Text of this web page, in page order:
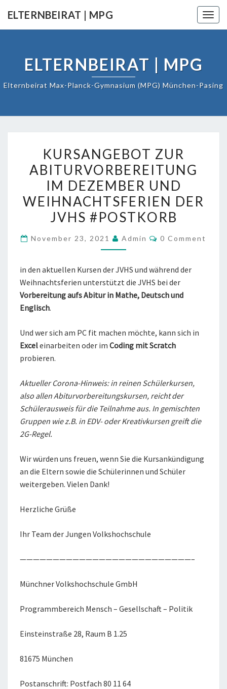
content
ELTERNBEIRAT | MPG
ELTERNBEIRAT | MPG
Elternbeirat Max-Planck-Gymnasium (MPG) München-Pasing
ZUR
ABITURVORBEREITUNG
IM
DEZEMBER
UND
WEIHNACHTSFERIEN
JVHS
KURSANGEBOT ZUR
ABITURVORBEREITUNG
IM DEZEMBER UND
WEIHNACHTSFERIEN DER
JVHS #POSTKORB
November 23, 2021 Admin COMMENTS
0 Comment
in den aktuellen Kursen der JVHS und während der
Weihnachtsferien unterstützt die JVHS bei der
Vorbereitung aufs Abitur in Mathe, Deutsch und
Englisch.
Und wer sich am PC fit machen möchte, kann sich in
Exceleinarbeiten oder im Coding mit Scratch
probieren.
Aktueller Corona-Hinweis: in reinen Schülerkursen,
also allen Abiturvorbereitungskursen, reicht der
Schülerausweis für die Teilnahme aus. In gemischten
Gruppen wie z.B. in EDV- oder Kreativkursen greift die
2G-Regel.
Wir würden uns freuen, wenn Sie die Kursankündigung
an die Eltern sowie die Schülerinnen und Schüler
weitergeben. Vielen Dank!
Herzliche Grüße
Ihr Team der Jungen Volkshochschule
——————————————————————————–
Münchner Volkshochschule GmbH
Programmbereich Mensch – Gesellschaft – Politik
Einsteinstraße 28, Raum B 1.25
81675 München
Postanschrift: Postfach 80 11 64